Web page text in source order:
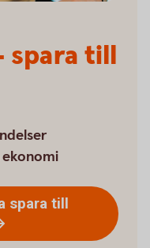
spara till
spara till